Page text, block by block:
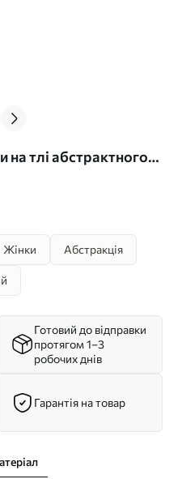
на тлі абстрактного
Жінки Абстракція
Готовий до відправки
протягом 1–3
робочих днів
Гарантія на товар